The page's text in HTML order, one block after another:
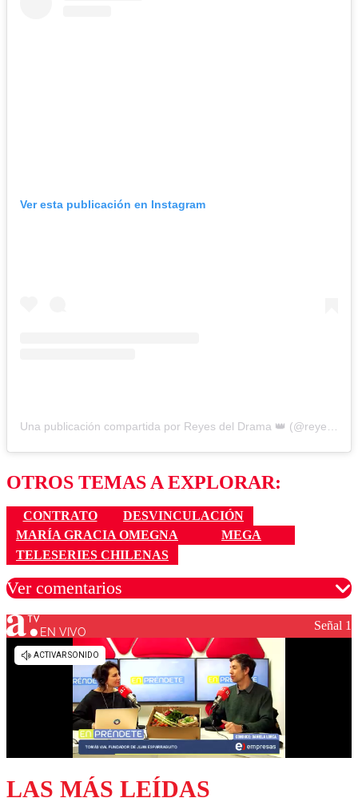
Ver esta publicación en Instagram
OTROS TEMAS A EXPLORAR:
CONTRATO
DESVINCULACIÓN
MARÍA GRACIA OMEGNA
MEGA
TELESERIES CHILENAS
Ver comentarios
Los comentarios son moderados para garantizar un
diálogo respetuoso.
EN VIVO Señal 1
LAS MÁS LEÍDAS